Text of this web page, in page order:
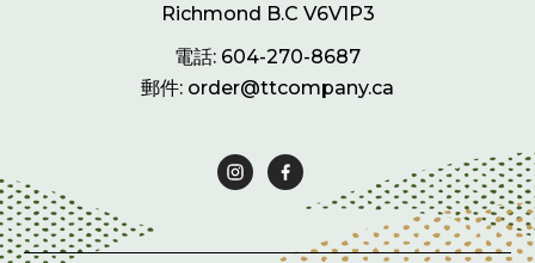
Richmond B.C V6V1P3
電話: 604-270-8687
郵件: order@ttcompany.ca